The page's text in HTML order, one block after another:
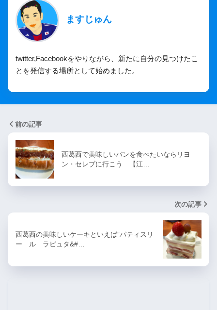
ますじゅん
twitter,Facebookをやりながら、新たに自分の見つけたこ
とを発信する場所として始めました。
前の記事
西葛西で美味しいパンを食べたいならリヨ
ン・セレブに行こう 【江…
次の記事
西葛西の美味しいケーキといえば”パティスリ
ー ル ラピュタ&#…